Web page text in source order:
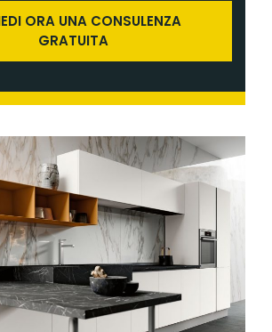
ORA UNA CONSULENZA
GRATUITA